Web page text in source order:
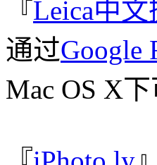
『Leica中
通过Google
Mac OS X